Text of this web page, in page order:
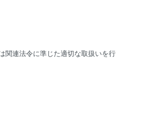
関連法令に準じた適切な取扱いを行